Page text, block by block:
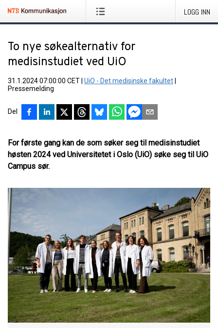
LOGG INN
To nye søkealternativ for
medisinstudiet ved UiO
31.1.2024 07:00:00 CET UiO - Det medisinske fakultet
Pressemelding
Del
For første gang kan de som søker seg til medisinstudiet
høsten 2024 ved Universitetet i Oslo (UiO) søke seg til UiO
Campus sør.